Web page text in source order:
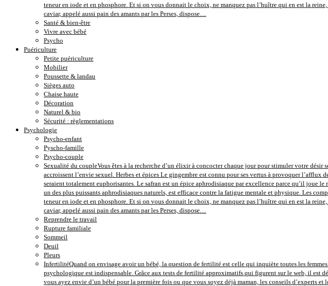
teneur en iode et en phosphore. Et si on vous donnait le choix, ne manquez pas l’huître qui en est la
caviar, appelé aussi pain des amants par les Perses, dispose…
Santé & bien-être
Vivre avec bébé
Psycho
Puériculture
Petite puériculture
Mobilier
Poussette & landau
Sièges auto
Chaise haute
Décoration
Naturel & bio
Sécurité : règlementations
Psychologie
Psycho-enfant
Pyscho-famille
Psycho-couple
Sexualité du coupleVous êtes à la recherche d’un élixir à concocter chaque jour pour stimuler votre
accroissent l’envie sexuel. Herbes et épices Le gingembre est connu pour ses vertus à provoquer
seraient totalement euphorisantes. Le safran est un épice aphrodisiaque par excellence parce qu’il joue
un des plus puissants aphrodisiaques naturels, est efficace contre la fatigue mentale et physique. Les
teneur en iode et en phosphore. Et si on vous donnait le choix, ne manquez pas l’huître qui en est la
caviar, appelé aussi pain des amants par les Perses, dispose…
Reprendre le travail
Rupture familiale
Sommeil
Deuil
Pleurs
InfertilitéQuand on envisage avoir un bébé, la question de fertilité est celle qui inquiète toutes les
psychologique est indispensable. Grâce aux tests de fertilité approximatifs qui figurent sur le web, il est
vous ayez envie d’un bébé pour la première fois ou que vous soyez déjà maman, les conseils d’experts